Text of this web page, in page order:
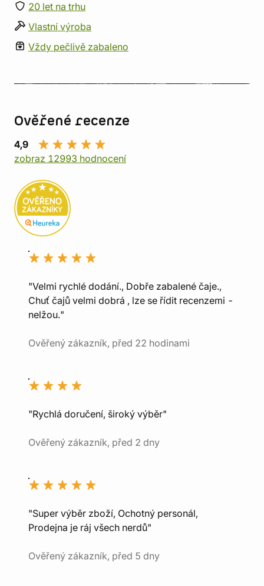
20 let na trhu
Vlastní výroba
Vždy pečlivě zabaleno
Ověřené recenze
4,9
zobraz 12993 hodnocení
"Velmi rychlé dodání., Dobře zabalené čaje.,
Chuť čajů velmi dobrá , lze se řídit recenzemi -
nelžou."
Ověřený zákazník, před 22 hodinami
"Rychlá doručení, široký výběr"
Ověřený zákazník, před 2 dny
"Super výběr zboží, Ochotný personál,
Prodejna je ráj všech nerdů"
Ověřený zákazník, před 5 dny